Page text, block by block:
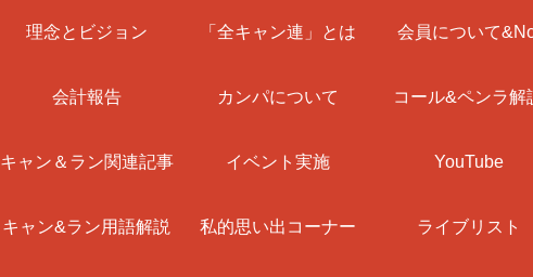
理念とビジョン 「全キャン連」とは 会員について
会計報告 カンパについて コール&ペンラ解
キャン＆ラン関連記事 イベント実施 YouTube
キャン&ラン用語解説 私的思い出コーナー ライブリスト